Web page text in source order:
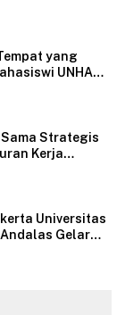
yang
UNHAS
Strategis
Kerja
Universitas
Gelar